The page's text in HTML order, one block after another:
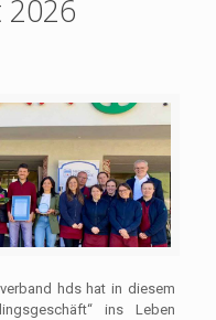
2026
hds hat in diesem
ins Leben